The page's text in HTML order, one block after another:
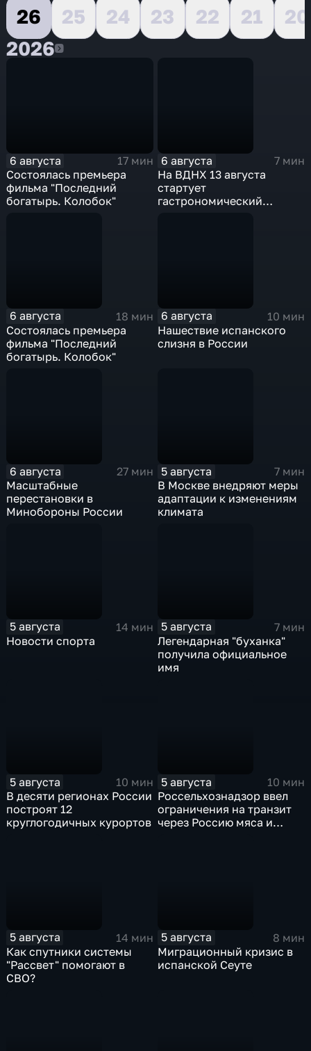
26
25 24 23 22 21
20
20262026
6 августа
17 мин
Состоялась премьера
фильма "Последний
богатырь. Колобок"
6 августа
7 мин
На ВДНХ 13 августа
стартует
гастрономический
6 августа
18 мин
Состоялась премьера
фильма "Последний
богатырь. Колобок"
6 августа
10 мин
Нашествие испанского
слизня в России
6 августа
27 мин
Масштабные
перестановки в
Минобороны России
5 августа
7 мин
В Москве внедряют меры
адаптации к изменениям
климата
5 августа
14 мин
Новости спорта
5 августа
7 мин
Легендарная "буханка"
получила официальное
имя
5 августа
10 мин
В десяти регионах России
построят 12
круглогодичных курортов
5 августа
10 мин
Россельхознадзор ввел
ограничения на транзит
через Россию мяса и
5 августа
14 мин
Как спутники системы
"Рассвет" помогают в
СВО?
5 августа
8 мин
Миграционный кризис в
испанской Сеуте